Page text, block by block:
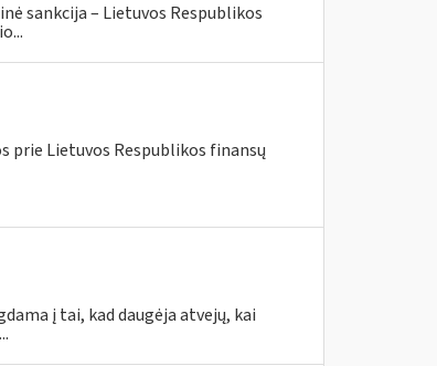
sankcija – Lietuvos Respublikos
prie Lietuvos Respublikos finansų
į tai, kad daugėja atvejų, kai